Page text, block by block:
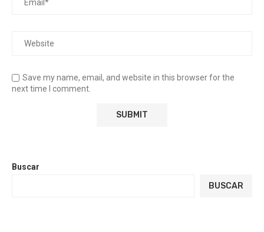
Save my name, email, and website in this browser for the
next time I comment.
Buscar
BUSCAR